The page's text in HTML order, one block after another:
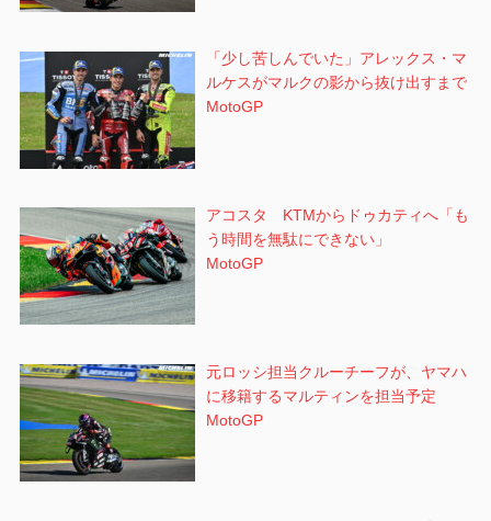
「少し苦しんでいた」アレックス・マ
ルケスがマルクの影から抜け出すまで
MotoGP
アコスタ KTMからドゥカティへ「も
う時間を無駄にできない」
MotoGP
元ロッシ担当クルーチーフが、ヤマハ
に移籍するマルティンを担当予定
MotoGP